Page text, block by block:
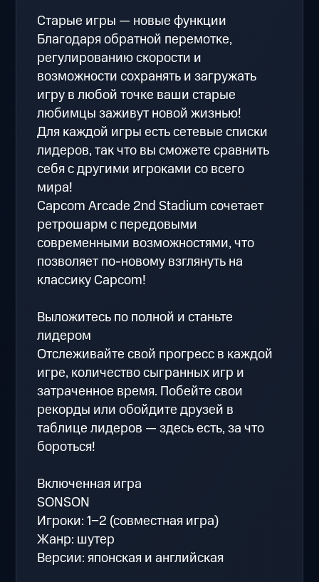
Старые игры — новые функции
Благодаря обратной перемотке,
регулированию скорости и
возможности сохранять и загружать
игру в любой точке ваши старые
любимцы заживут новой жизнью!
Для каждой игры есть сетевые списки
лидеров, так что вы сможете сравнить
себя с другими игроками со всего
мира!
Capcom Arcade 2nd Stadium сочетает
ретрошарм с передовыми
современными возможностями, что
позволяет по-новому взглянуть на
классику Capcom!
Выложитесь по полной и станьте
лидером
Отслеживайте свой прогресс в каждой
игре, количество сыгранных игр и
затраченное время. Побейте свои
рекорды или обойдите друзей в
таблице лидеров — здесь есть, за что
бороться!
Включенная игра
SONSON
Игроки: 1−2 (совместная игра)
Жанр: шутер
Версии: японская и английская